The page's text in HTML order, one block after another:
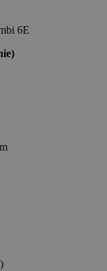
6E